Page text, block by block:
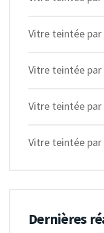
Vitre teintée par
Vitre teintée par
Vitre teintée par
Vitre teintée par
Dernières